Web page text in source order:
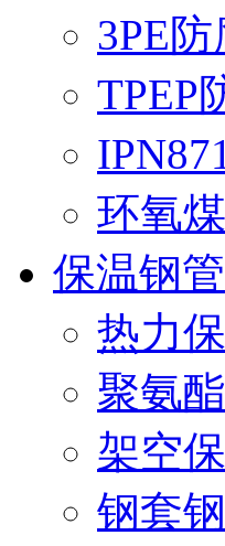
3PE
TPEP
环氧
保温钢管
热力
聚氨
架空
钢套